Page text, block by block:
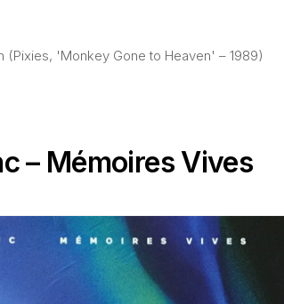
(Pixies, 'Monkey Gone to Heaven' – 1989)
– Mémoires Vives